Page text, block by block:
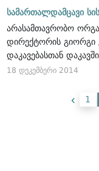
სამართალდამცავი
არასამთავრობო
დირექტორის გიორგი
დაკავებასთან
18 დეკემბერი 2014
1